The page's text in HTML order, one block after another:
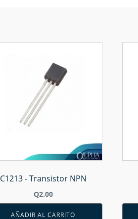
C1213 - Transistor NPN
Q2.00
AÑADIR AL CARRITO